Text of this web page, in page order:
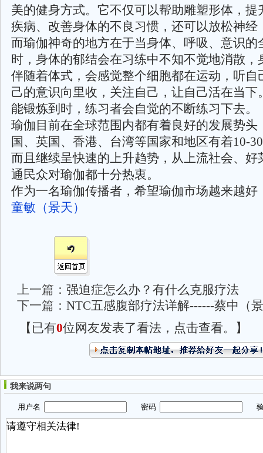
美的健身方式。它不仅可以帮助雕塑形体，提
疾病、改善身体的不良习惯，还可以放松神经
而瑜伽神奇的地方在于当身体、呼吸、意识的
时，身体的郁结会在习练中不知不觉地消散，
伴随着体式，会感觉整个细胞都在运动，听自
己的意识向里收，关注自己，让自己活在当下
能锻炼到时，练习者会自觉的不断练习下去。
瑜伽目前在全球范围内都有着良好的发展势头
国、英国、香港、台湾等国家和地区有着10-
而且继续呈快速的上升趋势，从上流社会、好
通民众对瑜伽都十分热衷。
作为一名瑜伽传播者，希望瑜伽市场越来越好
童敏（景天）
上一篇： 强迫症怎么办？有什么克服疗法
下一篇： NTC五感腹部疗法详解------蔡中（
【已有0位网友发表了看法，点击查看。】
我来说两句
用户名 密码 验